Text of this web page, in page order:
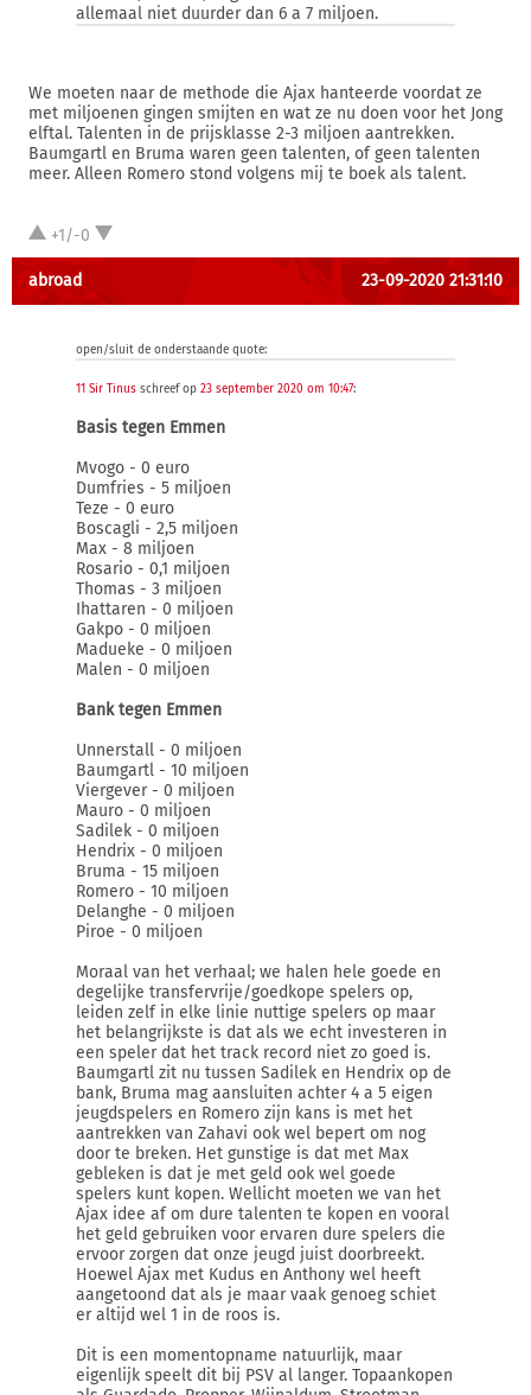
allemaal niet duurder dan 6 a 7 miljoen.
We moeten naar de methode die Ajax hanteerde voordat ze
met miljoenen gingen smijten en wat ze nu doen voor het Jong
elftal. Talenten in de prijsklasse 2-3 miljoen aantrekken.
Baumgartl en Bruma waren geen talenten, of geen talenten
meer. Alleen Romero stond volgens mij te boek als talent.
+1/-0
abroad 23-09-2020 21:31:10
open/sluit de onderstaande quote:
11 Sir Tinus schreef op 23 september 2020 om 10:47:
Basis tegen Emmen
Mvogo - 0 euro
Dumfries - 5 miljoen
Teze - 0 euro
Boscagli - 2,5 miljoen
Max - 8 miljoen
Rosario - 0,1 miljoen
Thomas - 3 miljoen
Ihattaren - 0 miljoen
Gakpo - 0 miljoen
Madueke - 0 miljoen
Malen - 0 miljoen
Bank tegen Emmen
Unnerstall - 0 miljoen
Baumgartl - 10 miljoen
Viergever - 0 miljoen
Mauro - 0 miljoen
Sadilek - 0 miljoen
Hendrix - 0 miljoen
Bruma - 15 miljoen
Romero - 10 miljoen
Delanghe - 0 miljoen
Piroe - 0 miljoen
Moraal van het verhaal; we halen hele goede en
degelijke transfervrije/goedkope spelers op,
leiden zelf in elke linie nuttige spelers op maar
het belangrijkste is dat als we echt investeren in
een speler dat het track record niet zo goed is.
Baumgartl zit nu tussen Sadilek en Hendrix op de
bank, Bruma mag aansluiten achter 4 a 5 eigen
jeugdspelers en Romero zijn kans is met het
aantrekken van Zahavi ook wel bepert om nog
door te breken. Het gunstige is dat met Max
gebleken is dat je met geld ook wel goede
spelers kunt kopen. Wellicht moeten we van het
Ajax idee af om dure talenten te kopen en vooral
het geld gebruiken voor ervaren dure spelers die
ervoor zorgen dat onze jeugd juist doorbreekt.
Hoewel Ajax met Kudus en Anthony wel heeft
aangetoond dat als je maar vaak genoeg schiet
er altijd wel 1 in de roos is.
Dit is een momentopname natuurlijk, maar
eigenlijk speelt dit bij PSV al langer. Topaankopen